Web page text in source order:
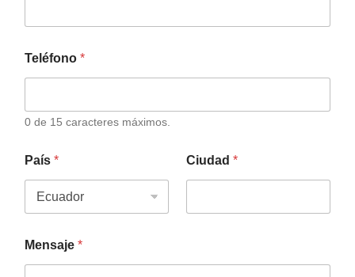
Teléfono *
0 de 15 caracteres máximos.
País * Ciudad *
Mensaje *